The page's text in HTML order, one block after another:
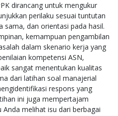
dirancang untuk mengukur
perilaku sesuai tuntutan
sama, dan orientasi pada hasil.
kemampuan pengambilan
dalam skenario kerja yang
kompetensi ASN,
sangat menentukan kualitas
dari latihan soal manajerial
respons yang
ini juga mempertajam
melihat isu dari berbagai